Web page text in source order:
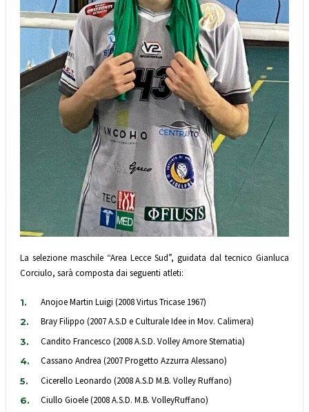
La selezione maschile “Area Lecce Sud”, guidata dal tecnico Gianluca
Corciulo, sarà composta dai seguenti atleti:
Anojoe Martin Luigi (2008 Virtus Tricase 1967)
Bray Filippo (2007 A.S.D e Culturale Idee in Mov. Calimera)
Candito Francesco (2008 A.S.D. Volley Amore Sternatia)
Cassano Andrea (2007 Progetto Azzurra Alessano)
Cicerello Leonardo (2008 A.S.D M.B. Volley Ruffano)
Ciullo Gioele (2008 A.S.D. M.B. VolleyRuffano)